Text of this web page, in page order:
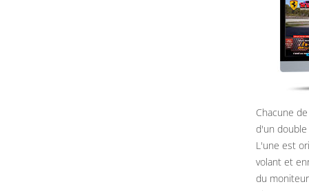
Chacune
d'un
L'une est
volant et
du